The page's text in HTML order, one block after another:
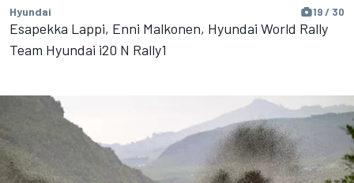
Hyundai 19 / 30
Esapekka Lappi, Enni Malkonen, Hyundai World Rally
Team Hyundai i20 N Rally1